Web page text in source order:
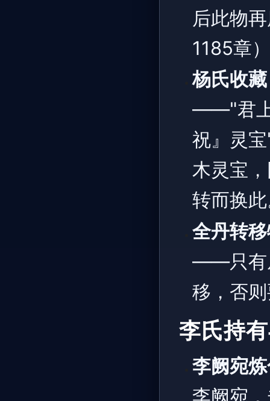
后此物
1185章
杨氏收藏
——"君上
祝』灵
木灵宝
转而换
全丹转
——只有
移，否
李氏持
李阙宛